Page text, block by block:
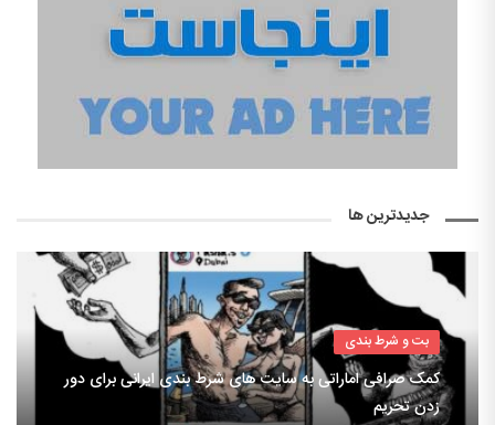
جدیدترین ها
بت و شرط بندی
کمک صرافی اماراتی به سایت های شرط بندی ایرانی برای دور
زدن تحریم